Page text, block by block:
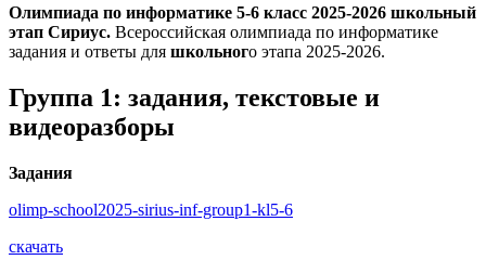
Олимпиада по информатике 5-6 класс 2025-2026 школьный
этап Сириус. Всероссийская олимпиада по информатике
задания и ответы для школьного этапа 2025-2026.
Группа 1: задания, текстовые и
видеоразборы
Задания
olimp-school2025-sirius-inf-group1-kl5-6
скачать